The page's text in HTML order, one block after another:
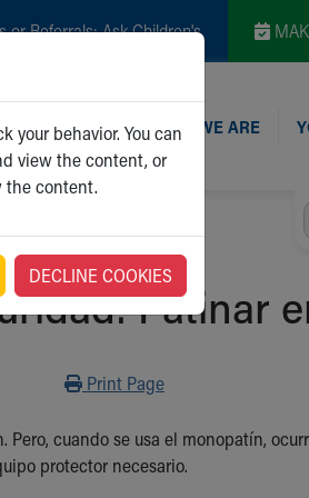
or Referrals:Ask Children's
NEW PARENTS WHO WE ARE
Patinar
Print
Print Page
cuando se usa el monopatín,
protector necesario.
your behavior. You can
view the content, or
the content.
DECLINE COOKIES